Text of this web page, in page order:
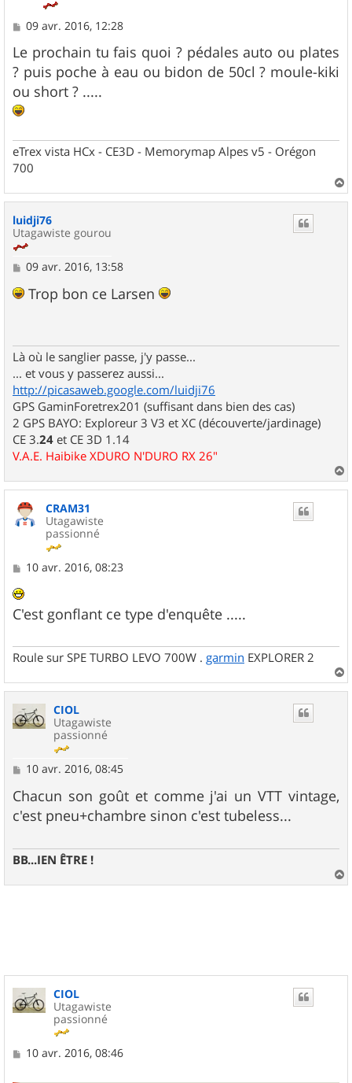
M
s
s
a
g
e
09 avr. 2016, 12:28
Le prochain tu fais quoi ? pédales auto ou plates
? puis poche à eau ou bidon de 50cl ? moule-kiki
ou short ? .....
eTrex vista HCx - CE3D - Memorymap Alpes v5 - Orégon
700
a
luidji76
Utagawiste gourou
M
s
s
09 avr. 2016, 13:58
Trop bon ce Larsen
Là où le sanglier passe, j'y passe...
... et vous y passerez aussi...
http://picasaweb.google.com/luidji76
GPS GaminForetrex201 (suffisant dans bien des cas)
2 GPS BAYO: Exploreur 3 V3 et XC (découverte/jardinage)
CE 3.24 et CE 3D 1.14
V.A.E. Haibike XDURO N'DURO RX 26"
a
CRAM31
Utagawiste
passionné
M
s
a
10 avr. 2016, 08:23
C'est gonflant ce type d'enquête .....
Roule sur SPE TURBO LEVO 700W . garmin EXPLORER 2
a
CIOL
Utagawiste
passionné
M
s
s
a
10 avr. 2016, 08:45
Chacun son goût et comme j'ai un VTT vintage,
c'est pneu+chambre sinon c'est tubeless...
BB...IEN ÊTRE !
a
CIOL
Utagawiste
passionné
M10 avr. 2016, 08:46